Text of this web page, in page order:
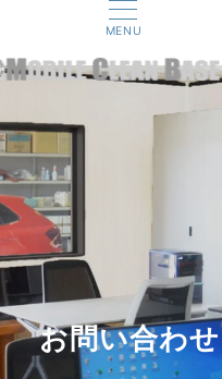
MENU
お問い合わせ